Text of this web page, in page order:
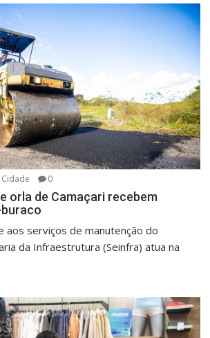
Cidade 0
orla de Camaçari recebem
aos serviços de manutenção do
da Infraestrutura (Seinfra) atua na